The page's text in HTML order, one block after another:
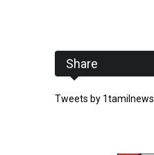
Share
Tweets by 1tamilnews